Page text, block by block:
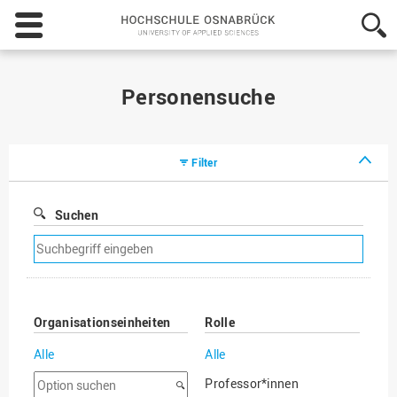
Hochschule
Osnabrück
-
Personensuche
Filter
Suchen
Suchfilter
entfernen
Organisationseinheiten
Alle
Option
Rolle
Alle
Professor*innen